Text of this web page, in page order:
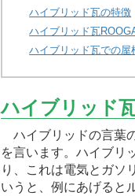
ハイブリッド瓦の特徴
ハイブリッド瓦
ハイブリッド瓦での屋
ハイブリッド
ハイブリッドの言葉
を言います。ハイブリ
り、これは電気とガソ
いうと、例にあげると